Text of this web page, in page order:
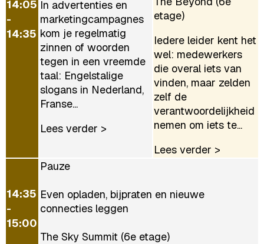
14:05
-
14:35
In advertenties en
marketingcampagnes
kom je regelmatig
zinnen of woorden
tegen in een vreemde
taal: Engelstalige
slogans in Nederland,
Franse...
Lees verder >
etage)
Iedere leider kent het
wel: medewerkers
die overal iets van
vinden, maar zelden
zelf de
verantwoordelijkheid
nemen om iets te...
Lees verder >
14:35
-
15:00
Pauze
Even opladen, bijpraten en nieuwe
connecties leggen
The Sky Summit (6e etage)